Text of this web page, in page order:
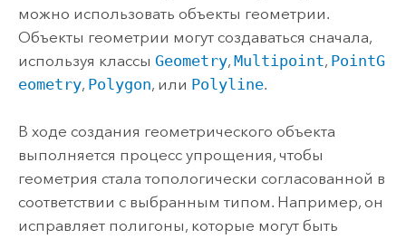
можно использовать объекты геометрии.
Объекты геометрии могут создаваться сначала,
используя классы Geometry, Multipoint, PointG
eometry, Polygon, или Polyline.
В ходе создания геометрического объекта
выполняется процесс упрощения, чтобы
геометрия стала топологически согласованной в
соответствии с выбранным типом. Например, он
исправляет полигоны, которые могут быть